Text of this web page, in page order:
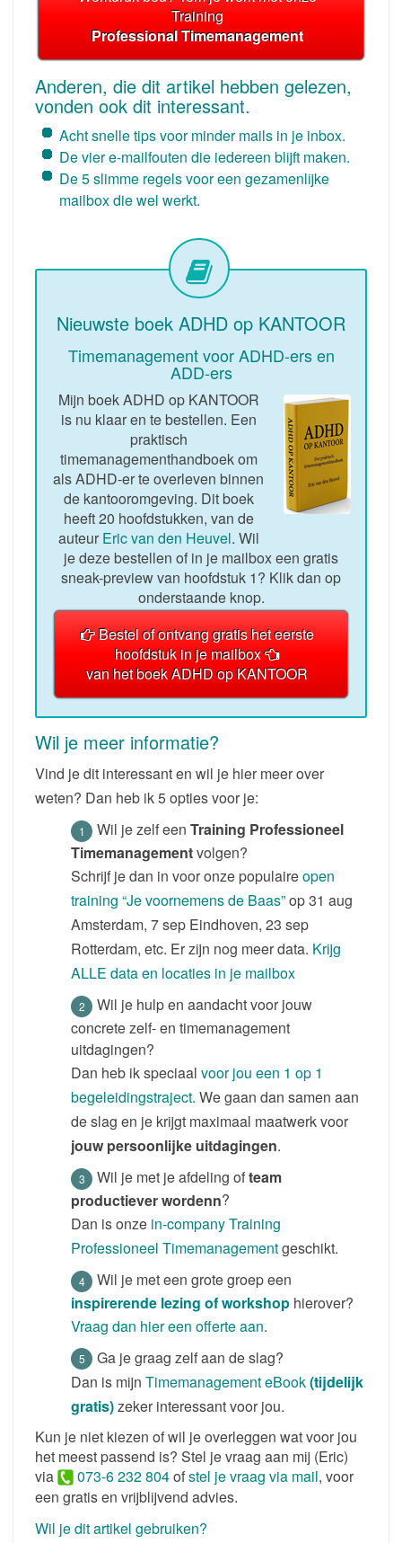
Training
Professional Timemanagement
Anderen, die dit artikel hebben gelezen,
vonden ook dit interessant.
Acht snelle tips voor minder mails in je inbox.
De vier e-mailfouten die iedereen blijft maken.
De 5 slimme regels voor een gezamenlijke
mailbox die wel werkt.
Nieuwste boek ADHD op KANTOOR
Timemanagement voor ADHD-ers en
ADD-ers
Mijn boek ADHD op KANTOOR
is nu klaar en te bestellen. Een
praktisch
timemanagementhandboek om
als ADHD-er te overleven binnen
de kantooromgeving. Dit boek
heeft 20 hoofdstukken, van de
auteur Eric van den Heuvel. Wil
je deze bestellen of in je mailbox een gratis
sneak-preview van hoofdstuk 1? Klik dan op
onderstaande knop.
Bestel of ontvang gratis het eerste
hoofdstuk in je mailbox
van het boek ADHD op KANTOOR
Wil je meer informatie?
Vind je dit interessant en wil je hier meer over
weten? Dan heb ik 5 opties voor je:
Wil je zelf een Training Professioneel
Timemanagementvolgen?
Schrijf je dan in voor onze populaireopen
training “Je voornemens de Baas”op 31 aug
Amsterdam, 7 sep Eindhoven, 23 sep
Rotterdam, etc. Er zijn nog meer data. Krijg
ALLE data en locaties in je mailbox
Wil je hulp en aandacht voor jouw
concrete zelf- en timemanagement
uitdagingen?
Dan heb ik speciaal voor jou een 1 op 1
begeleidingstraject. We gaan dan samen aan
de slag en je krijgt maximaal maatwerk voor
jouw persoonlijke uitdagingen.
Wil je met je afdeling ofteam
productiever wordenn?
Dan is onze in-company Training
Professioneel Timemanagementgeschikt.
Wil je met een grote groep een
inspirerende lezing of workshop hierover?
Vraag dan hier een offerte aan.
Ga je graag zelf aan de slag?
Dan is mijn Timemanagement eBook(tijdelijk
gratis)zeker interessant voor jou.
Kun je niet kiezen of wil je overleggen wat voor jou
het meest passend is? Stel je vraag aan mij (Eric)
via
073-6 232 804ofstel je vraag via mail, voor
een gratis en vrijblijvend advies.
Wil je dit artikel gebruiken?